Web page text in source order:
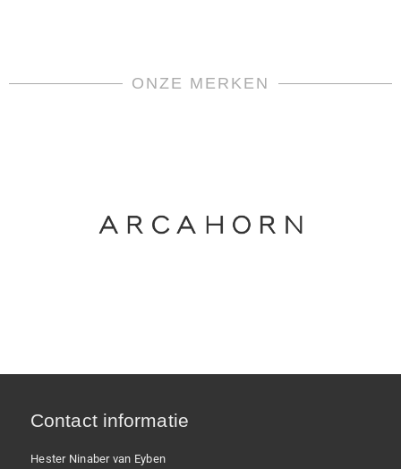
ONZE MERKEN
Contact informatie
Hester Ninaber van Eyben